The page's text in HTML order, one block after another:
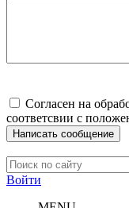
Cогласен на
соответсвии с
Написать сообщение
Войти